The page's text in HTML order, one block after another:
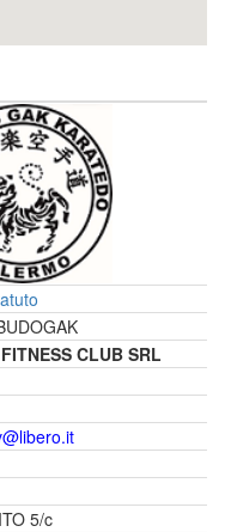
CLUB SRL
5/c